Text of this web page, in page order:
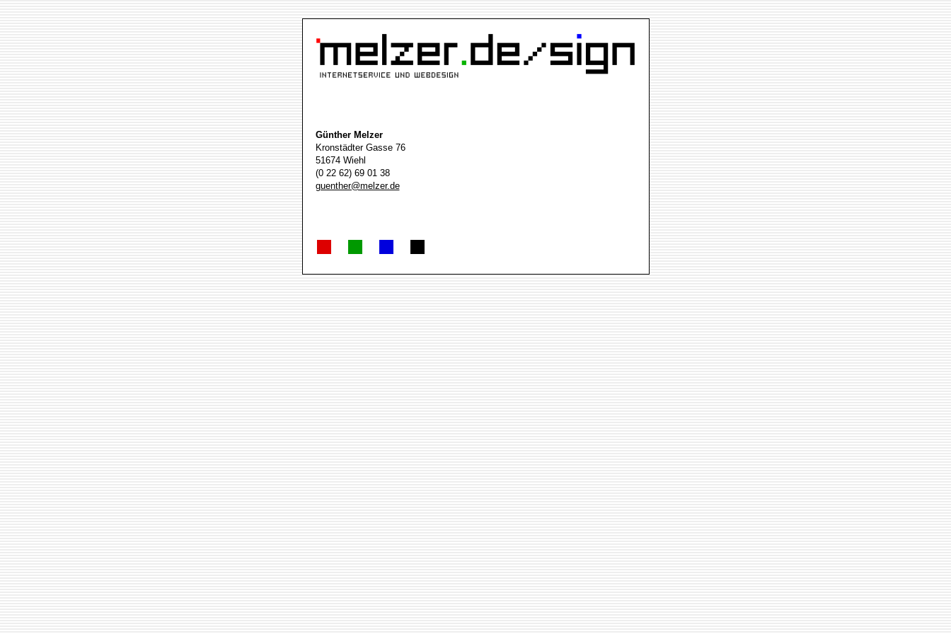
Günther Melzer
Kronstädter Gasse 76
51674 Wiehl
(0 22 62) 69 01 38
guenther@melzer.de